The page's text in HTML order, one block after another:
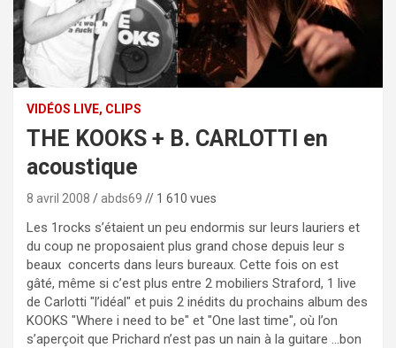
VIDÉOS LIVE, CLIPS
THE KOOKS + B. CARLOTTI en
acoustique
8 avril 2008 abds69 // 1 610 vues
Les 1rocks s’étaient un peu endormis sur leurs lauriers et
du coup ne proposaient plus grand chose depuis leur s
beaux concerts dans leurs bureaux. Cette fois on est
gâté, même si c’est plus entre 2 mobiliers Straford, 1 live
de Carlotti "l’idéal" et puis 2 inédits du prochains album des
KOOKS "Where i need to be" et "One last time", où l’on
s’aperçoit que Prichard n’est pas un nain à la guitare …bon